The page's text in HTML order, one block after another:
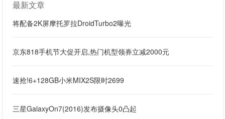
最新文章
将配备2K屏摩托罗拉DroidTurbo2曝光
京东818手机节大促开启,热门机型领券立减2000元
速抢!6+128GB小米MIX2S限时2699
三星GalaxyOn7(2016)发布摄像头0凸起